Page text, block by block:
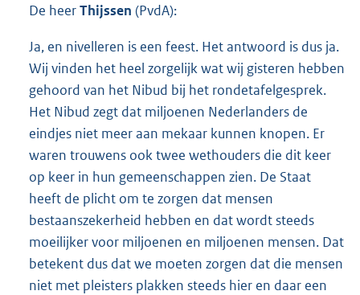
De heerThijssen (PvdA):
Ja, en nivelleren is een feest. Het antwoord is dus ja.
Wij vinden het heel zorgelijk wat wij gisteren hebben
gehoord van het Nibud bij het rondetafelgesprek.
Het Nibud zegt dat miljoenen Nederlanders de
eindjes niet meer aan mekaar kunnen knopen. Er
waren trouwens ook twee wethouders die dit keer
op keer in hun gemeenschappen zien. De Staat
heeft de plicht om te zorgen dat mensen
bestaanszekerheid hebben en dat wordt steeds
moeilijker voor miljoenen en miljoenen mensen. Dat
betekent dus dat we moeten zorgen dat die mensen
niet met pleisters plakken steeds hier en daar een